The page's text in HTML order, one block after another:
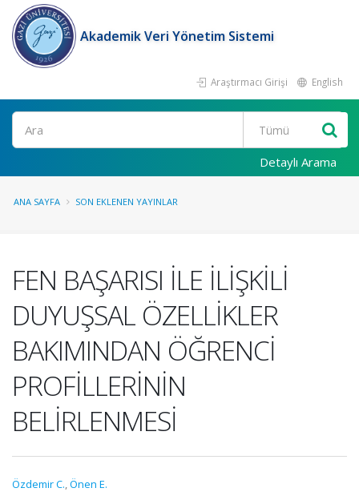
Akademik Veri Yönetim Sistemi
Araştırmacı Girişi English
Ara
Detaylı Arama
ANA SAYFA SON EKLENEN YAYINLAR
FEN BAŞARISI İLE İLİŞKİLİ
DUYUŞSAL ÖZELLİKLER
BAKIMINDAN ÖĞRENCİ
PROFİLLERİNİN
BELİRLENMESİ
Özdemir C.,Önen E.